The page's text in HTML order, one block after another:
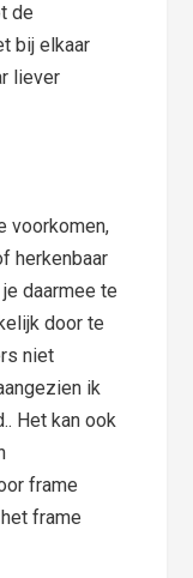
de
bij elkaar
liever
voorkomen,
herkenbaar
daarmee te
door te
niet
ik
Het kan ook
frame
frame